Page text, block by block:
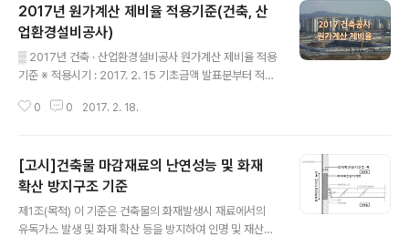
0%]×공기(년)500억원(직접공사비) 이상 : [13.5백만원
+(직접공사비-500억원)×0.0140%]×공기(년) □ 건설
하도급대금지급보증서발급수수료 : (재+직노+산출경비)
×율50억(추정가격)미만 : 0.081%50억～100억(추정가
격)미만 : 0.080%100억～300억(추정가격)미만 : 0.07
5%300억(추정가격)이상 (종합심사낙찰제(..
2017년 원가계산 제비율 적용기준(건축, 산
업환경설비공사)
▒ 2017년 건축 · 산업환경설비공사 원가계산 제비율 적용
기준 ※ 적용시기 : 2017. 2. 15 기초금액 발표분부터 적용
백만원+(직접공사비-140억원)×0.0264%]×공기(년)2
공기(년)500억원(직접공사비) 이상 : [13.5백만원+(직접
공사비-500억원)×0.0140%]×공기(년) □ 건설하도급
대금지급보증서발급수수료 : (재+직노+산출경비)×율 (국
토교통부 고시 제2016-921호) 50억(추정가격)미만 : 0.
081%,50억～100억(추정가격)미만 : 0.080%, 100억
0 0 2017. 2. 18.
[고시]건축물 마감재료의 난연성능 및 화재
확산 방지구조 기준
제1조(목적) 이 기준은 건축물의 화재발생시 재료에서의
유독가스 발생 및 화재 확산 등을 방지하여 인명 및 재산을